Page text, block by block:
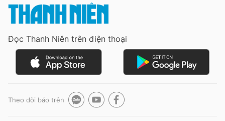
Đọc Thanh Niên trên điện thoại
Đọc Thanh Niên trên điện thoại
Theo dõi báo trên